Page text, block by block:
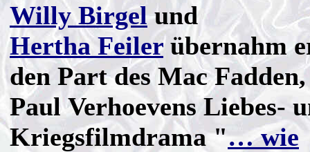
Willy Birgelund
Hertha Feilerübernahm
den Part des Mac
Paul Verhoevens Liebes-
Kriegsfilmdrama "… wie